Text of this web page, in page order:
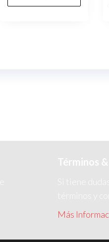
Términos
Si tiene
términos y
Más